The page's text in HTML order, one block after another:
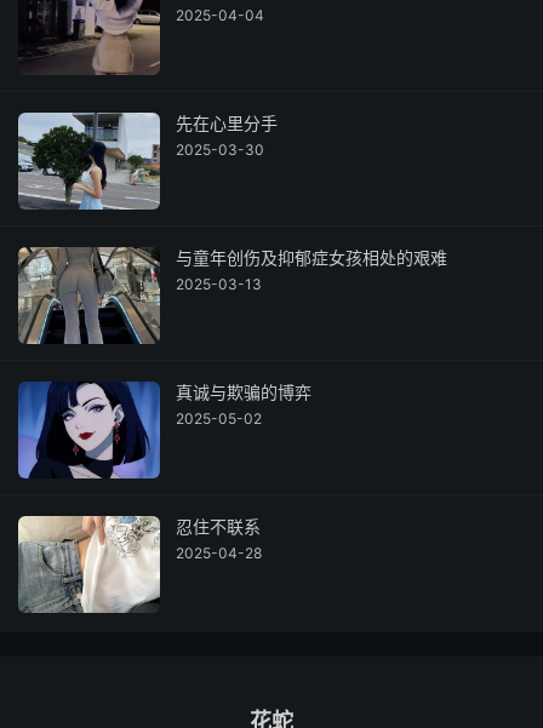
2025-04-04
先在心里分手
2025-03-30
与童年创伤及抑郁症女孩相处的艰难
2025-03-13
真诚与欺骗的博弈
2025-05-02
忍住不联系
2025-04-28
花蛇